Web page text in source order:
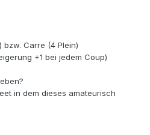
bzw. Carre (4 Plein)
+1 bei jedem Coup)
in dem dieses amateurisch